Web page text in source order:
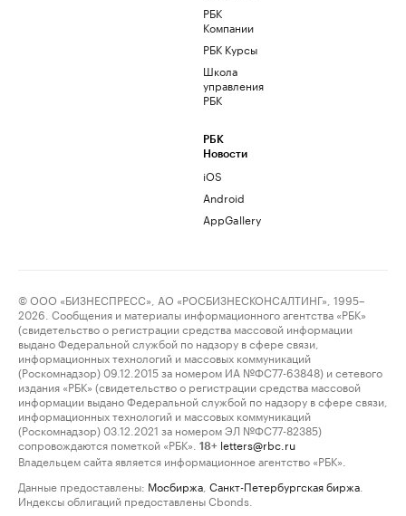
РБК
Компании
РБК Курсы
Школа
управления
РБК
РБК
Новости
iOS
Android
AppGallery
© ООО «БИЗНЕСПРЕСС», АО «РОСБИЗНЕСКОНСАЛТИНГ», 1995–
2026. Сообщения и материалы информационного агентства «РБК»
(свидетельство о регистрации средства массовой информации
выдано Федеральной службой по надзору в сфере связи,
информационных технологий и массовых коммуникаций
(Роскомнадзор) 09.12.2015 за номером ИА №ФС77-63848) и сетевого
издания «РБК» (свидетельство о регистрации средства массовой
информации выдано Федеральной службой по надзору в сфере связи,
информационных технологий и массовых коммуникаций
(Роскомнадзор) 03.12.2021 за номером ЭЛ №ФС77-82385)
сопровождаются пометкой «РБК».
18+ letters@rbc.ru
Владельцем сайта является информационное агентство «РБК».
Данные предоставлены: Мосбиржа Санкт-Петербургская биржа
Индексы облигаций предоставлены Cbonds.